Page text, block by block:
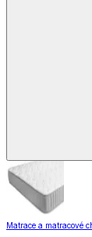
Matrace a matracové